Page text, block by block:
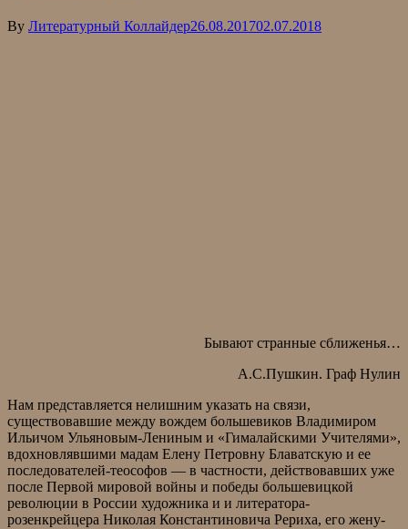
By Литературный Коллайдер26.08.201702.07.2018
Бывают странные сближенья…
А.С.Пушкин. Граф Нулин
Нам представляется нелишним указать на связи,
существовавшие между вождем большевиков Владимиром
Ильичом Ульяновым-Лениным и «Гималайскими Учителями»,
вдохновлявшими мадам Елену Петровну Блаватскую и ее
последователей-теософов — в частности, действовавших уже
после Первой мировой войны и победы большевицкой
революции в России художника и и литератора-
розенкрейцера Николая Константиновича Рериха, его жену-